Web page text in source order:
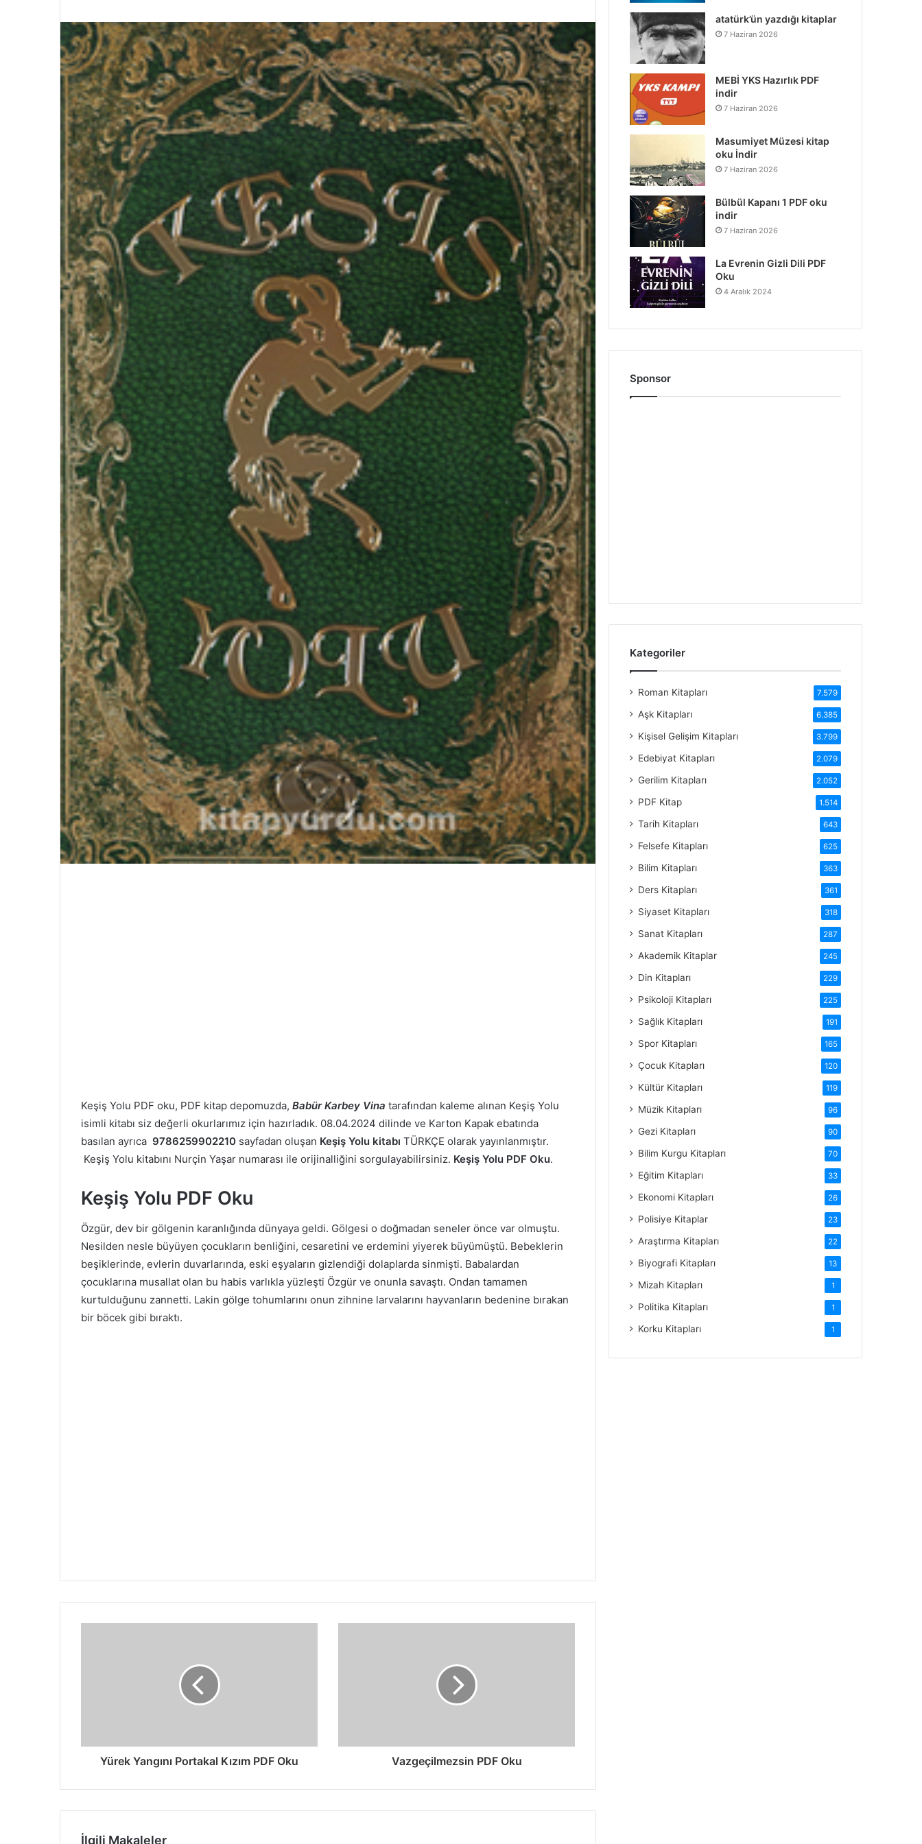
Keşiş Yolu PDF oku, PDF kitap depomuzda, Babür Karbey Vina tarafından kaleme alınan Keşiş Yolu
isimli kitabı siz değerli okurlarımız için hazırladık. 08.04.2024 dilinde ve Karton Kapak ebatında
basılan ayrıca 9786259902210 sayfadan oluşan Keşiş Yolu kitabı TÜRKÇE olarak yayınlanmıştır.
Keşiş Yolu kitabını Nurçin Yaşar numarası ile orijinalliğini sorgulayabilirsiniz. Keşiş Yolu PDF Oku.
Keşiş Yolu PDF Oku
Özgür, dev bir gölgenin karanlığında dünyaya geldi. Gölgesi o doğmadan seneler önce var olmuştu.
Nesilden nesle büyüyen çocukların benliğini, cesaretini ve erdemini yiyerek büyümüştü. Bebeklerin
beşiklerinde, evlerin duvarlarında, eski eşyaların gizlendiği dolaplarda sinmişti. Babalardan
çocuklarına musallat olan bu habis varlıkla yüzleşti Özgür ve onunla savaştı. Ondan tamamen
kurtulduğunu zannetti. Lakin gölge tohumlarını onun zihnine larvalarını hayvanların bedenine bırakan
bir böcek gibi bıraktı.
Yürek Yangını Portakal Kızım PDF Oku Vazgeçilmezsin PDF Oku
İlgili Makaleler
atatürk’ün yazdığı kitaplar
7 Haziran 2026
MEBİ YKS Hazırlık PDF
indir
7 Haziran 2026
Masumiyet Müzesi kitap
oku İndir
7 Haziran 2026
Bülbül Kapanı 1 PDF oku
indir
7 Haziran 2026
La Evrenin Gizli Dili PDF
Oku
4 Aralık 2024
Sponsor
Kategoriler
Roman Kitapları 7.579
Aşk Kitapları 6.385
Kişisel Gelişim Kitapları 3.799
Edebiyat Kitapları 2.079
Gerilim Kitapları 2.052
PDF Kitap 1.514
Tarih Kitapları 643
Felsefe Kitapları 625
Bilim Kitapları 363
Ders Kitapları 361
Siyaset Kitapları 318
Sanat Kitapları 287
Akademik Kitaplar 245
Din Kitapları 229
Psikoloji Kitapları 225
Sağlık Kitapları 191
Spor Kitapları 165
Çocuk Kitapları 120
Kültür Kitapları 119
Müzik Kitapları 96
Gezi Kitapları 90
Bilim Kurgu Kitapları 70
Eğitim Kitapları 33
Ekonomi Kitapları 26
Polisiye Kitaplar 23
Araştırma Kitapları 22
Biyografi Kitapları 13
Mizah Kitapları 1
Politika Kitapları 1
Korku Kitapları 1